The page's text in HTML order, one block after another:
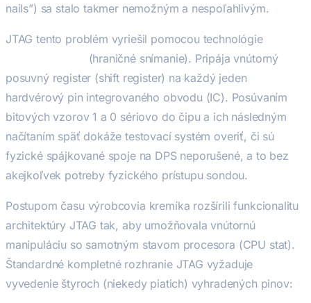
nails”) sa stalo takmer nemožným a nespoľahlivým.
JTAG tento problém vyriešil pomocou technológie
(hraničné snímanie). Pripája vnútorný
posuvný register (shift register) na každý jeden
hardvérový pin integrovaného obvodu (IC). Posúvaním
bitových vzorov 1 a 0 sériovo do čipu a ich následným
načítaním späť dokáže testovací systém overiť, či sú
fyzické spájkované spoje na DPS neporušené, a to bez
akejkoľvek potreby fyzického prístupu sondou.
Postupom času výrobcovia kremíka rozšírili funkcionalitu
architektúry JTAG tak, aby umožňovala vnútornú
manipuláciu so samotným stavom procesora (CPU stat).
Štandardné kompletné rozhranie JTAG vyžaduje
vyvedenie štyroch (niekedy piatich) vyhradených pinov: